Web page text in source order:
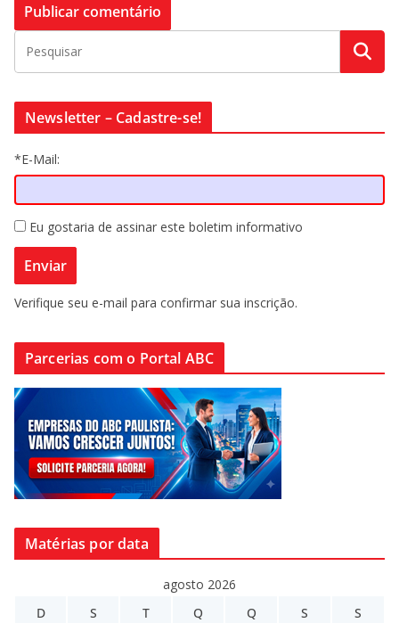
Newsletter – Cadastre-se!
*E-Mail:
Eu gostaria de assinar este boletim informativo
Verifique seu e-mail para confirmar sua inscrição.
Parcerias com o Portal ABC
Matérias por data
agosto 2026
D
S T Q Q S S